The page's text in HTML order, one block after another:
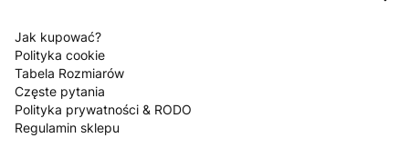
Jak kupować?
Polityka cookie
Tabela Rozmiarów
Częste pytania
Polityka prywatności & RODO
Regulamin sklepu